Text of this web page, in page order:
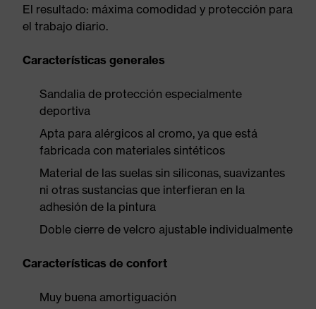
El resultado: máxima comodidad y protección para
el trabajo diario.
Características generales
Sandalia de protección especialmente
deportiva
Apta para alérgicos al cromo, ya que está
fabricada con materiales sintéticos
Material de las suelas sin siliconas, suavizantes
ni otras sustancias que interfieran en la
adhesión de la pintura
Doble cierre de velcro ajustable individualmente
Características de confort
Muy buena amortiguación